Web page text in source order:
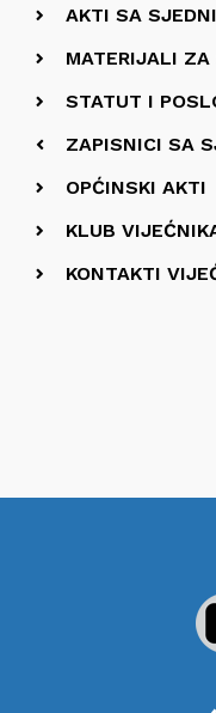
AKTI SA
MATERIJALI ZA
STATUT I
ZAPISNICI SA
OPĆINSKI AKTI
KLUB
KONTAKTI